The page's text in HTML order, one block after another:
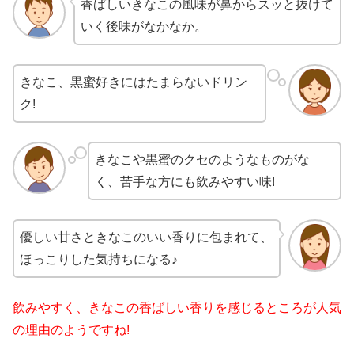
香ばしいきなこの風味が鼻からスッと抜けて
いく後味がなかなか。
きなこ、黒蜜好きにはたまらないドリン
ク!
きなこや黒蜜のクセのようなものがな
く、苦手な方にも飲みやすい味!
優しい甘さときなこのいい香りに包まれて、
ほっこりした気持ちになる♪
飲みやすく、きなこの香ばしい香りを感じるところが人気
の理由のようですね!